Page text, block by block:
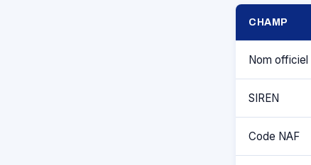
CHAMP
Nom officiel
SIREN
Code NAF